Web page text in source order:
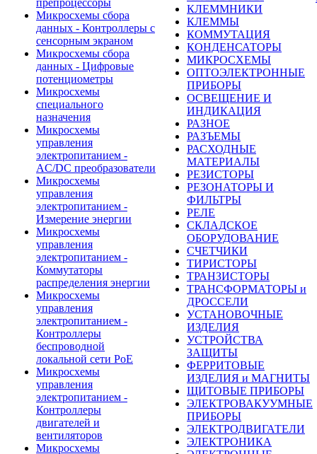
препроцессоры
Микросхемы сбора
данных - Контроллеры с
сенсорным экраном
Микросхемы сбора
данных - Цифровые
потенциометры
Микросхемы
специального
назначения
Микросхемы
управления
электропитанием -
AC/DC преобразователи
Микросхемы
управления
электропитанием -
Измерение энергии
Микросхемы
управления
электропитанием -
Коммутаторы
распределения энергии
Микросхемы
управления
электропитанием -
Контроллеры
беспроводной
локальной сети PoE
Микросхемы
управления
электропитанием -
Контроллеры
двигателей и
вентиляторов
Микросхемы
КЛЕММНИКИ
КЛЕММЫ
КОММУТАЦИЯ
КОНДЕНСАТОРЫ
МИКРОСХЕМЫ
ОПТОЭЛЕКТРОННЫЕ
ПРИБОРЫ
ОСВЕЩЕНИЕ И
ИНДИКАЦИЯ
РАЗНОЕ
РАЗЪЕМЫ
РАСХОДНЫЕ
МАТЕРИАЛЫ
РЕЗИСТОРЫ
РЕЗОНАТОРЫ И
ФИЛЬТРЫ
РЕЛЕ
СКЛАДСКОЕ
ОБОРУДОВАНИЕ
СЧЕТЧИКИ
ТИРИСТОРЫ
ТРАНЗИСТОРЫ
ТРАНСФОРМАТОРЫ и
ДРОССЕЛИ
УСТАНОВОЧНЫЕ
ИЗДЕЛИЯ
УСТРОЙСТВА
ЗАЩИТЫ
ФЕРРИТОВЫЕ
ИЗДЕЛИЯ и МАГНИТЫ
ЩИТОВЫЕ ПРИБОРЫ
ЭЛЕКТРОВАКУУМНЫЕ
ПРИБОРЫ
ЭЛЕКТРОДВИГАТЕЛИ
ЭЛЕКТРОНИКА